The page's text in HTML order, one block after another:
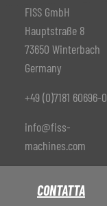
FISS GmbH
Hauptstraße 8
73650 Winterbach
Germany
+49 (0)7181 60696-0
info@fiss-
machines.com
CONTATTA